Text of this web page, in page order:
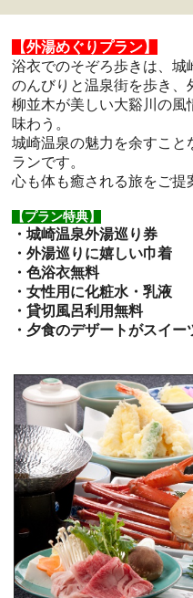
【外湯めぐりプラン】
浴衣でのそぞろ歩きは、城
のんびりと温泉街を歩き、
柳並木が美しい大谿川の風
味わう。
城崎温泉の魅力を余すこ
ランです。
心も体も癒される旅をご提
【プラン特典】
・城崎温泉外湯巡り券
・外湯巡りに嬉しい巾着
・色浴衣無料
・女性用に化粧水・乳液
・貸切風呂利用無料
・夕食のデザートがスイ